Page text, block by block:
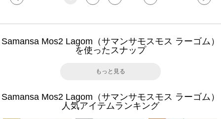
Samansa Mos2 Lagom（サマンサモスモス ラーゴム）
を使ったスナップ
もっと見る
Samansa Mos2 Lagom（サマンサモスモス ラーゴム）
人気アイテムランキング